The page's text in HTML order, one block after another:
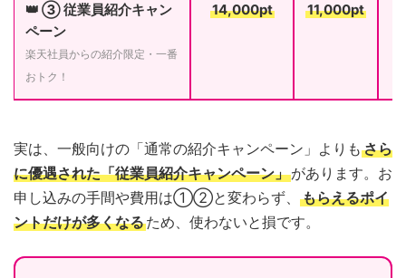
👑 ③ 従業員紹介キャン
ペーン
楽天社員からの紹介限定・一番
おトク！
14,000pt 11,000pt
実は、一般向けの「通常の紹介キャンペーン」よりも さら
に優遇された「従業員紹介キャンペーン」があります。お
申し込みの手間や費用は①②と変わらず、 もらえるポイ
ントだけが多くなるため、使わないと損です。